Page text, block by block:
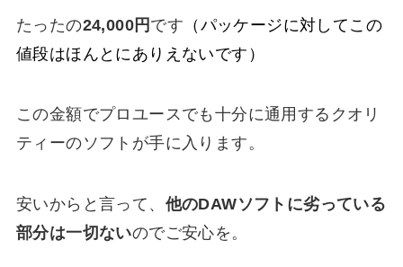
たったの24,000円 です （パッケージに対してこの
値段はほんとにありえないです）
この金額でプロユースでも十分に通用するクオリ
ティーのソフトが手に入ります。
安いからと言って、 他のDAWソフトに劣っている
部分は一切ないのでご安心を。